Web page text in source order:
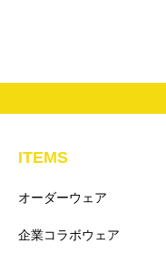
ITEMS
オーダーウェア
企業コラボウェア